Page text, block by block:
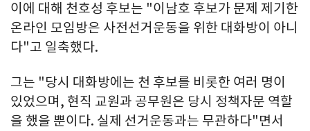
이에 대해 천호성 후보는 "이남호 후보가 문제 제기한
온라인 모임방은 사전선거운동을 위한 대화방이 아니
다"고 일축했다.
그는 "당시 대화방에는 천 후보를 비롯한 여러 명이
있었으며, 현직 교원과 공무원은 당시 정책자문 역할
을 했을 뿐이다. 실제 선거운동과는 무관하다"면서